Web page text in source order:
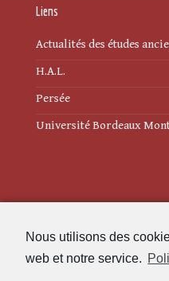
Nous utilisons des
web et notre service.
Liens
Actualités des études
H.A.L.
Persée
Université Bordeaux
Politique de cookies (UE)